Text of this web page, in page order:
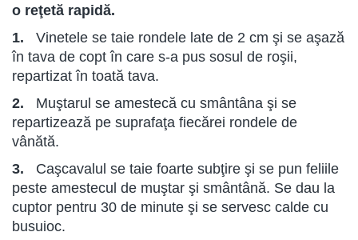
o reţetă rapidă.
1. Vinetele se taie rondele late de 2 cm şi se aşază
în tava de copt în care s-a pus sosul de roşii,
repartizat în toată tava.
2. Muştarul se amestecă cu smântâna şi se
repartizează pe suprafaţa fiecărei rondele de
vânătă.
3. Caşcavalul se taie foarte subţire şi se pun feliile
peste amestecul de muştar şi smântână. Se dau la
cuptor pentru 30 de minute şi se servesc calde cu
busuioc.